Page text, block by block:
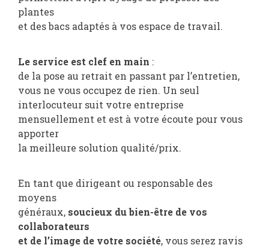
plantes
et des bacs adaptés à vos espace de travail.
Le service est clef en main :
de la pose au retrait en passant par l’entretien,
vous ne vous occupez de rien. Un seul
interlocuteur suit votre entreprise
mensuellement et est à votre écoute pour vous
apporter
la meilleure solution qualité/prix.
En tant que dirigeant ou responsable des
moyens
généraux, soucieux du bien-être de vos
collaborateurs
et de l’image de votre société, vous serez ravis